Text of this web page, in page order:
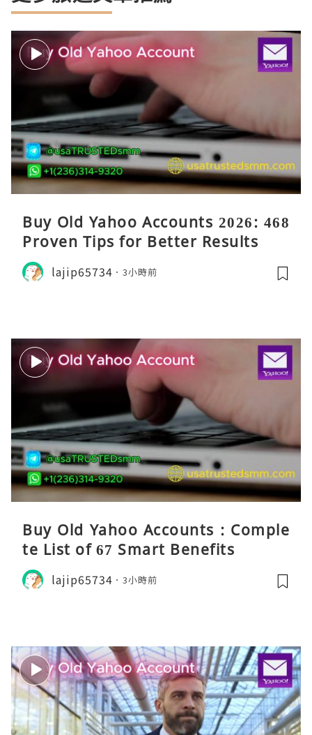
Buy Old Yahoo Accounts 2026: 468
Proven Tips for Better Results
lajip65734 3小時前
Buy Old Yahoo Accounts : Comple
te List of 67 Smart Benefits
lajip65734 3小時前